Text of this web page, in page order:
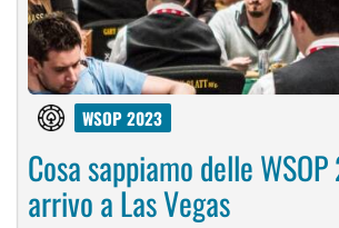
WSOP 2023
Cosa sappiamo delle
arrivo a Las Vegas